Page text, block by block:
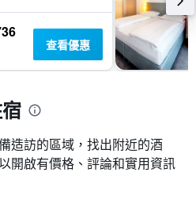
查看優惠
造訪的區域，找出附近的酒
開啟有價格、評論和實用資訊